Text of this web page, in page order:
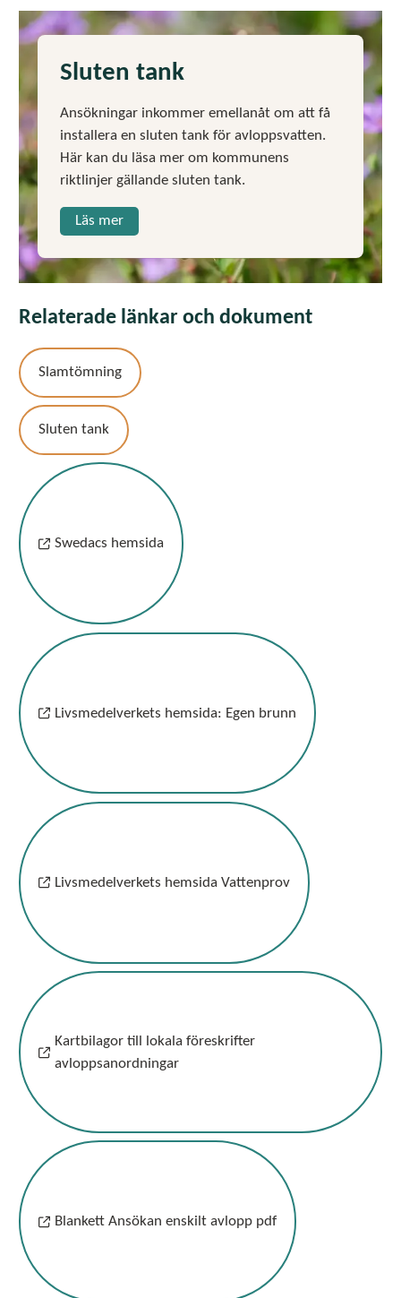
Sluten tank
Ansökningar inkommer emellanåt om att få
installera en sluten tank för avloppsvatten.
Här kan du läsa mer om kommunens
riktlinjer gällande sluten tank.
Läs mer
Relaterade länkar och dokument
Slamtömning
Sluten tank
Swedacs hemsida
Livsmedelverkets hemsida: Egen brunn
Livsmedelverkets hemsida Vattenprov
Kartbilagor till lokala föreskrifter
avloppsanordningar
Blankett Ansökan enskilt avlopp pdf